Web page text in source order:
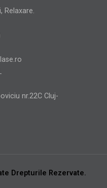
Relaxare.
nr.22C Cluj-
Drepturile Rezervate.